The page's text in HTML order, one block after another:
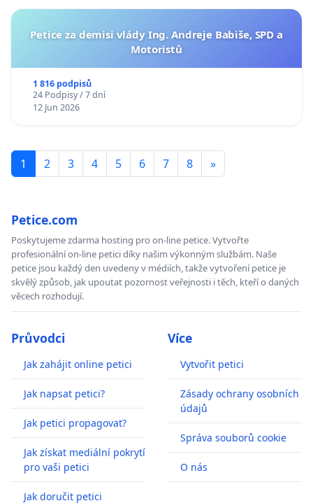
Petice za demisi vlády Ing. Andreje Babiše, SPD a
Motoristů
1 816 podpisů
24 Podpisy / 7 dní
12 Jun 2026
1 2 3 4 5 6 7 8 »
Petice.com
Poskytujeme zdarma hosting pro on-line petice. Vytvořte
profesionální on-line petici díky našim výkonným službám. Naše
petice jsou každý den uvedeny v médiích, takže vytvoření petice je
skvělý způsob, jak upoutat pozornost veřejnosti i těch, kteří o daných
věcech rozhodují.
Průvodci
Jak zahájit online petici
Jak napsat petici?
Jak petici propagovat?
Jak získat mediální pokrytí
pro vaši petici
Jak doručit petici
Více
Vytvořit petici
Zásady ochrany osobních
údajů
Správa souborů cookie
O nás